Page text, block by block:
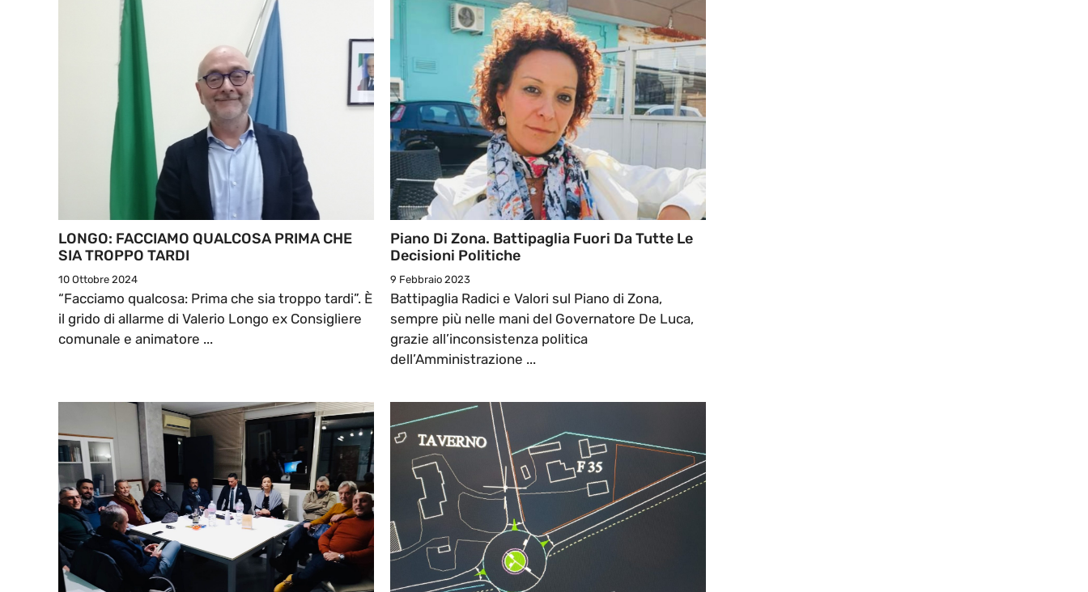
LONGO: FACCIAMO QUALCOSA PRIMA CHE
SIA TROPPO TARDI
10 Ottobre 2024
“Facciamo qualcosa: Prima che sia troppo tardi”. È
il grido di allarme di Valerio Longo ex Consigliere
comunale e animatore ...
Piano Di Zona. Battipaglia Fuori Da Tutte Le
Decisioni Politiche
9 Febbraio 2023
Battipaglia Radici e Valori sul Piano di Zona,
sempre più nelle mani del Governatore De Luca,
grazie all’inconsistenza politica
dell’Amministrazione ...